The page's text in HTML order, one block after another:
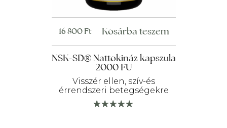
NSK-SD® Nattokináz kapszula
2000 FU
Visszér ellen, szív-és
érrendszeri betegségekre
16 800Ft Kosárba teszem